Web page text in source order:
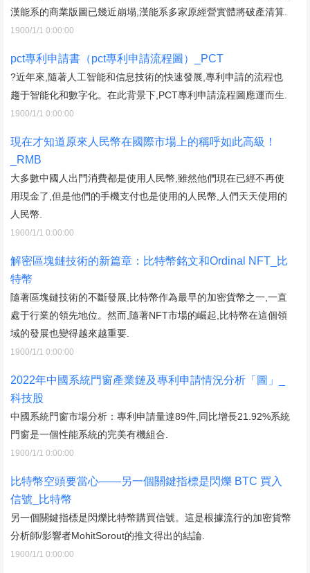
漢能系的商業版圖已幾近崩塌,漢能系多家原經營實體將破產清算.
1900/1/1 0:00:00
pct專利申請書（pct專利申請流程圖）_PCT
?近年來,隨著人工智能和信息技術的快速發展,專利申請的流程也
趨于智能化和數字化。在此背景下,PCT專利申請流程圖應運而生.
1900/1/1 0:00:00
現在才知道原來人民幣在國際市場上的稱呼如此高級！
_RMB
大多數中國人出門消費都是使用人民幣,雖然他們現在已經不再使
用現金了,但是他們的手機支付也是使用的人民幣,人們天天使用的
人民幣.
1900/1/1 0:00:00
解密區塊鏈技術的新篇章：比特幣銘文和Ordinal NFT_比
特幣
隨著區塊鏈技術的不斷發展,比特幣作為最早的加密貨幣之一,一直
處于行業的領先地位。然而,隨著NFT市場的崛起,比特幣在這個領
域的發展也變得越來越重要.
1900/1/1 0:00:00
2022年中國系統門窗產業鏈及專利申請情況分析「圖」_
科技股
中國系統門窗市場分析：專利申請量達89件,同比增長21.92%系統
門窗是一個性能系統的完美有機組合.
1900/1/1 0:00:00
比特幣空頭要當心——另一個關鍵指標是閃爍 BTC 買入
信號_比特幣
另一個關鍵指標是閃爍比特幣購買信號。這是根據流行的加密貨幣
分析師/影響者MohitSorout的推文得出的結論.
1900/1/1 0:00:00